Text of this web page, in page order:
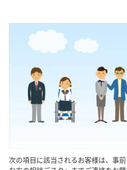
次の項目に該当されるお客様は、事